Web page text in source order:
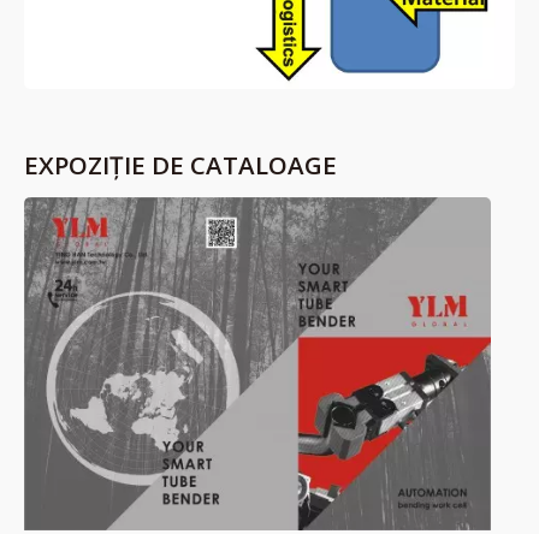
EXPOZIȚIE DE CATALOAGE